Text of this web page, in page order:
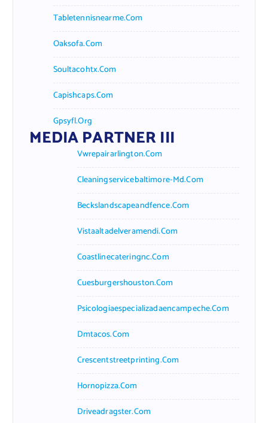
Tabletennisnearme.com
Oaksofa.com
Soultacohtx.com
Capishcaps.com
Gpsyfl.org
MEDIA PARTNER III
Vwrepairarlington.com
Cleaningservicebaltimore-Md.com
Beckslandscapeandfence.com
Vistaaltadelveramendi.com
Coastlinecateringnc.com
Cuesburgershouston.com
Psicologiaespecializadaencampeche.com
Dmtacos.com
Crescentstreetprinting.com
Hornopizza.com
Driveadragster.com